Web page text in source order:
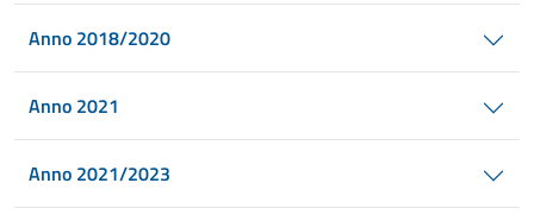
Anno 2018/2020
Anno 2021
Anno 2021/2023